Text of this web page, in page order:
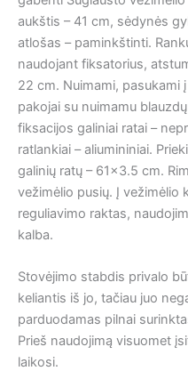
aukštis – 41 cm, sėdynės
atlošas – paminkštinti.
naudojant fiksatorius,
22 cm. Nuimami, pasukami
pakojai su nuimamu
fiksacijos galiniai ratai –
ratlankiai – aliumininiai.
galinių ratų – 61×3.5 cm.
vežimėlio pusių. Į vežimėlio
reguliavimo raktas,
kalba.
Stovėjimo stabdis privalo
keliantis iš jo, tačiau juo
parduodamas pilnai
Prieš naudojimą visuomet
laikosi.